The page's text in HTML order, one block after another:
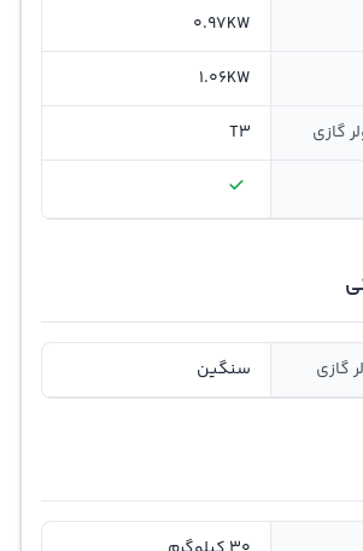
0.97KW
1.06KW
گازی T3
گازی سنگین